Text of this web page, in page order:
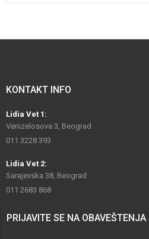
KONTAKT INFO
Lidia Vet 1:
Venizelosova 3, Beograd
011 3228 393
Lidia Vet 2:
Sarajevska 38, Beograd
011 2683 868
PRIJAVITE SE NA